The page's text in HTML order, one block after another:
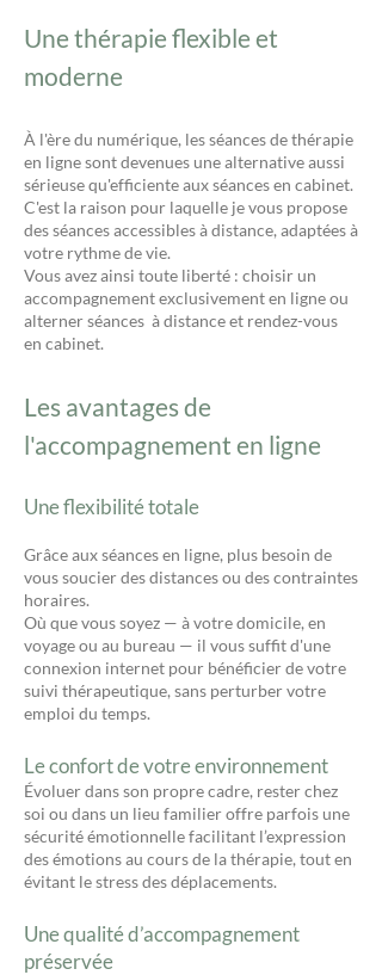
Une thérapie flexible et
moderne
À l'ère du numérique, les séances de thérapie
en ligne sont devenues une alternative aussi
sérieuse qu'efficiente aux séances en cabinet.
C'est la raison pour laquelle je vous propose
des séances accessibles à distance, adaptées à
votre rythme de vie.
Vous avez ainsi toute liberté : choisir un
accompagnement exclusivement en ligne ou
alterner séances à distance et rendez-vous
en cabinet.
Les avantages de
l'accompagnement en ligne
Une flexibilité totale
Grâce aux séances en ligne, plus besoin de
vous soucier des distances ou des contraintes
horaires.
Où que vous soyez — à votre domicile, en
voyage ou au bureau — il vous suffit d'une
connexion internet pour bénéficier de votre
suivi thérapeutique, sans perturber votre
emploi du temps.
Le confort de votre environnement
Évoluer dans son propre cadre, rester chez
soi ou dans un lieu familier offre parfois une
sécurité émotionnelle facilitant l’expression
des émotions au cours de la thérapie, tout en
évitant le stress des déplacements.
Une qualité d’accompagnement
préservée